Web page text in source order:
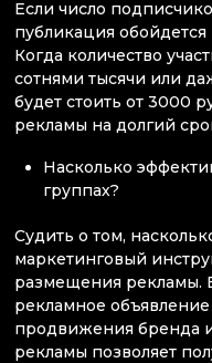
Если число
публикация
Когда количество
сотнями тысячи или
будет стоить от 3000
рекламы на долгий
Насколько
группах?
Судить о том,
маркетинговый
размещения рекламы.
рекламное
продвижения бренда
рекламы позволяет